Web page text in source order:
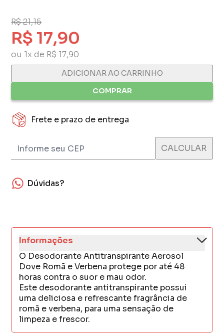
R$ 21,15
R$ 17,90
ou 1x de R$ 17,90
ADICIONAR AO CARRINHO
COMPRAR
Frete e prazo de entrega
Dúvidas?
Informações
O Desodorante Antitranspirante Aerosol
Dove Romã e Verbena protege por até 48
horas contra o suor e mau odor.
Este desodorante antitranspirante possui
uma deliciosa e refrescante fragrância de
romã e verbena, para uma sensação de
limpeza e frescor.